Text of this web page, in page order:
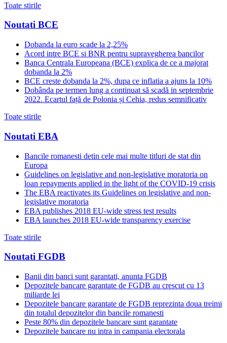
Toate stirile
Noutati BCE
Dobanda la euro scade la 2,25%
Acord intre BCE si BNR pentru supravegherea bancilor
Banca Centrala Europeana (BCE) explica de ce a majorat
dobanda la 2%
BCE creste dobanda la 2%, dupa ce inflatia a ajuns la 10%
Dobânda pe termen lung a continuat să scadă in septembrie
2022. Ecartul față de Polonia și Cehia, redus semnificativ
Toate stirile
Noutati EBA
Bancile romanesti detin cele mai multe titluri de stat din
Europa
Guidelines on legislative and non-legislative moratoria on
loan repayments applied in the light of the COVID-19 crisis
The EBA reactivates its Guidelines on legislative and non-
legislative moratoria
EBA publishes 2018 EU-wide stress test results
EBA launches 2018 EU-wide transparency exercise
Toate stirile
Noutati FGDB
Banii din banci sunt garantati, anunta FGDB
Depozitele bancare garantate de FGDB au crescut cu 13
miliarde lei
Depozitele bancare garantate de FGDB reprezinta doua treimi
din totalul depozitelor din bancile romanesti
Peste 80% din depozitele bancare sunt garantate
Depozitele bancare nu intra in campania electorala